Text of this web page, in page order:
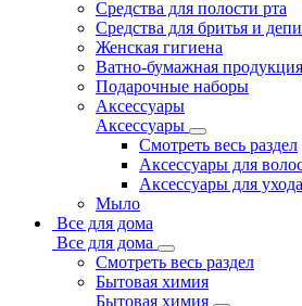
Средства для полости рта
Средства для бритья и
Женская гигиена
Ватно-бумажная продукция
Подарочные наборы
Аксессуары
Аксессуары
Смотреть весь раздел
Аксессуары для
Аксессуары для
Мыло
Все для дома
Все для дома
Смотреть весь раздел
Бытовая химия
Бытовая химия